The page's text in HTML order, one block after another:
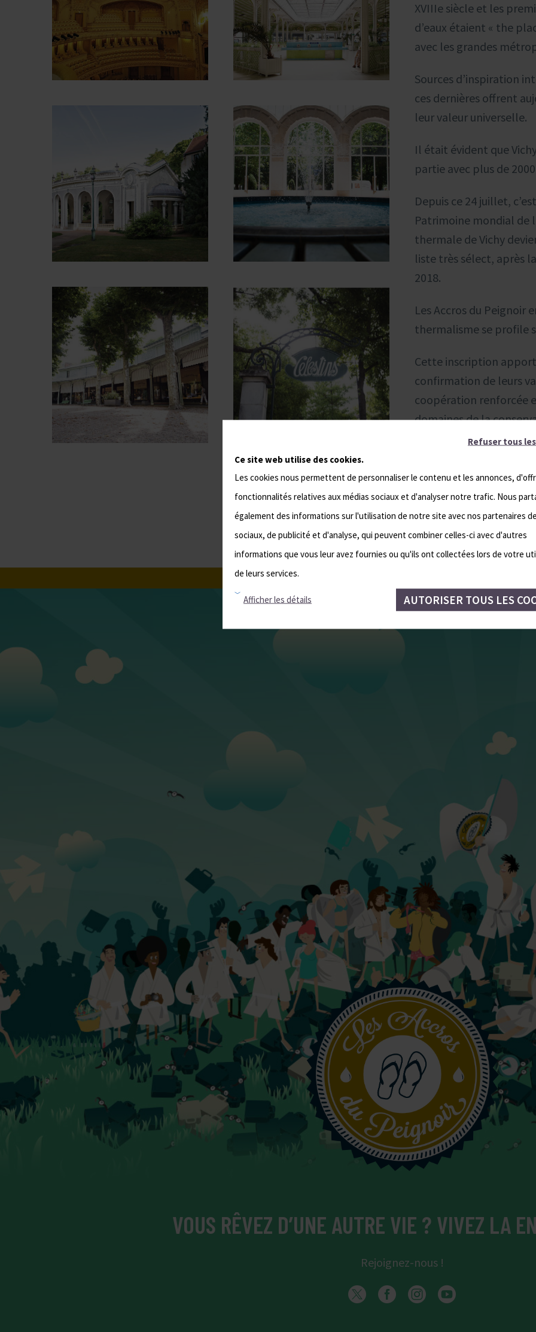
Refuser tous
Ce site web utilise des cookies.
Les cookies nous permettent de personnaliser le contenu et les annonces,
fonctionnalités relatives aux médias sociaux et d'analyser notre trafic. Nous
également des informations sur l'utilisation de notre site avec nos partenaires
sociaux, de publicité et d'analyse, qui peuvent combiner celles-ci avec d'autres
informations que vous leur avez fournies ou qu'ils ont collectées lors de votre
de leurs services.
AUTORISER TOUS LES
Afficher les détails
XVIIIe siècle et les
d’eaux étaient « the
avec les grandes
Sources d’inspiration
ces dernières offrent
leur valeur universelle.
Il était évident que
partie avec plus de
Depuis ce 24 juillet,
Patrimoine mondial de
thermale de Vichy
liste très sélect, après
2018.
Les Accros du Peignoir
thermalisme se profile
Cette inscription
confirmation de leurs
coopération renforcée
domaines de la
du tourisme et de la
Pour les Accros du
de villes en villes en
commençant bien
VOUS RÊVEZ D’UNE AUTRE VIE ? VIVEZ LA
Rejoignez-nous !